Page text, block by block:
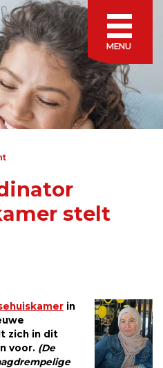
stelt
in
zich in dit
voor. (De
MENU